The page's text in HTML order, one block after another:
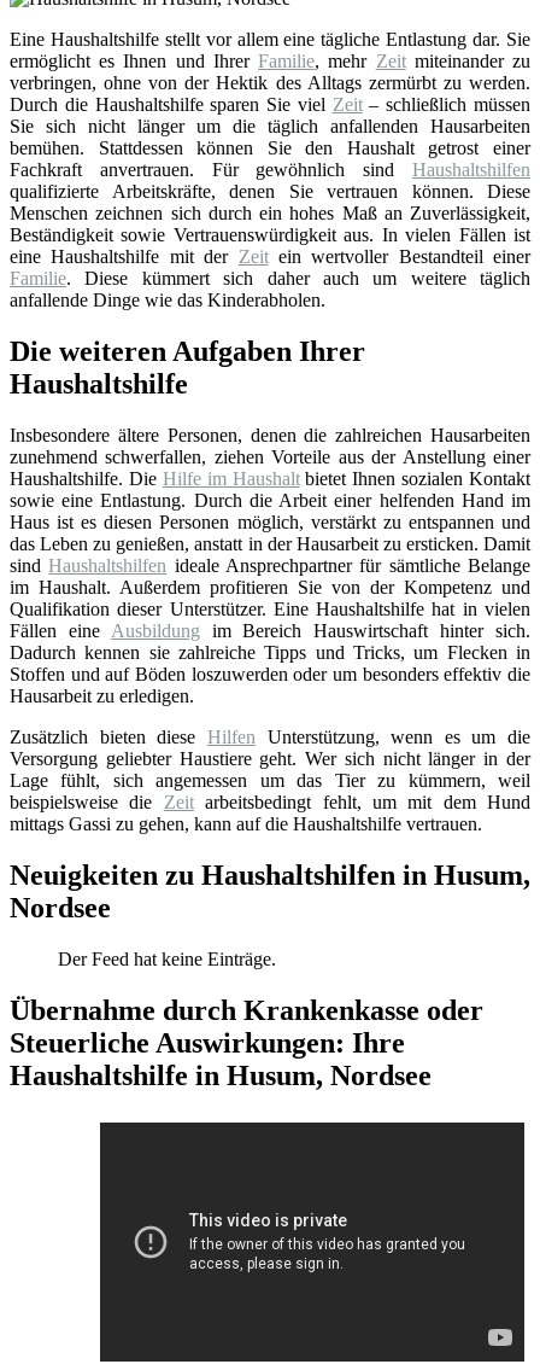
Eine Haushaltshilfe stellt vor allem eine tägliche Entlastung dar. Sie
ermöglicht es Ihnen und IhrerFamilie, mehr Zeitmiteinander zu
verbringen, ohne von der Hektik des Alltags zermürbt zu werden.
Durch die Haushaltshilfe sparen Sie viel Zeit– schließlich müssen
Sie sich nicht länger um die täglich anfallenden Hausarbeiten
bemühen. Stattdessen können Sie den Haushalt getrost einer
Fachkraft anvertrauen. Für gewöhnlich sind Haushaltshilfen
qualifizierte Arbeitskräfte, denen Sie vertrauen können. Diese
Menschen zeichnen sich durch ein hohes Maß an Zuverlässigkeit,
Beständigkeit sowie Vertrauenswürdigkeit aus. In vielen Fällen ist
eine Haushaltshilfe mit der Zeitein wertvoller Bestandteil einer
Familie. Diese kümmert sich daher auch um weitere täglich
anfallende Dinge wie das Kinderabholen.
Die weiteren Aufgaben Ihrer
Haushaltshilfe
Insbesondere ältere Personen, denen die zahlreichen Hausarbeiten
zunehmend schwerfallen, ziehen Vorteile aus der Anstellung einer
Haushaltshilfe. Die Hilfe im Haushaltbietet Ihnen sozialen Kontakt
sowie eine Entlastung. Durch die Arbeit einer helfenden Hand im
Haus ist es diesen Personen möglich, verstärkt zu entspannen und
das Leben zu genießen, anstatt in der Hausarbeit zu ersticken. Damit
sindHaushaltshilfen ideale Ansprechpartner für sämtliche Belange
im Haushalt. Außerdem profitieren Sie von der Kompetenz und
Qualifikation dieser Unterstützer. Eine Haushaltshilfe hat in vielen
Fällen eine Ausbildung im Bereich Hauswirtschaft hinter sich.
Dadurch kennen sie zahlreiche Tipps und Tricks, um Flecken in
Stoffen und auf Böden loszuwerden oder um besonders effektiv die
Hausarbeit zu erledigen.
Zusätzlich bieten diese Hilfen Unterstützung, wenn es um die
Versorgung geliebter Haustiere geht. Wer sich nicht länger in der
Lage fühlt, sich angemessen um das Tier zu kümmern, weil
beispielsweise die Zeitarbeitsbedingt fehlt, um mit dem Hund
mittags Gassi zu gehen, kann auf die Haushaltshilfe vertrauen.
Neuigkeiten zu Haushaltshilfen in Husum,
Nordsee
Der Feed hat keine Einträge.
Übernahme durch Krankenkasse oder
Steuerliche Auswirkungen: Ihre
Haushaltshilfe in Husum, Nordsee